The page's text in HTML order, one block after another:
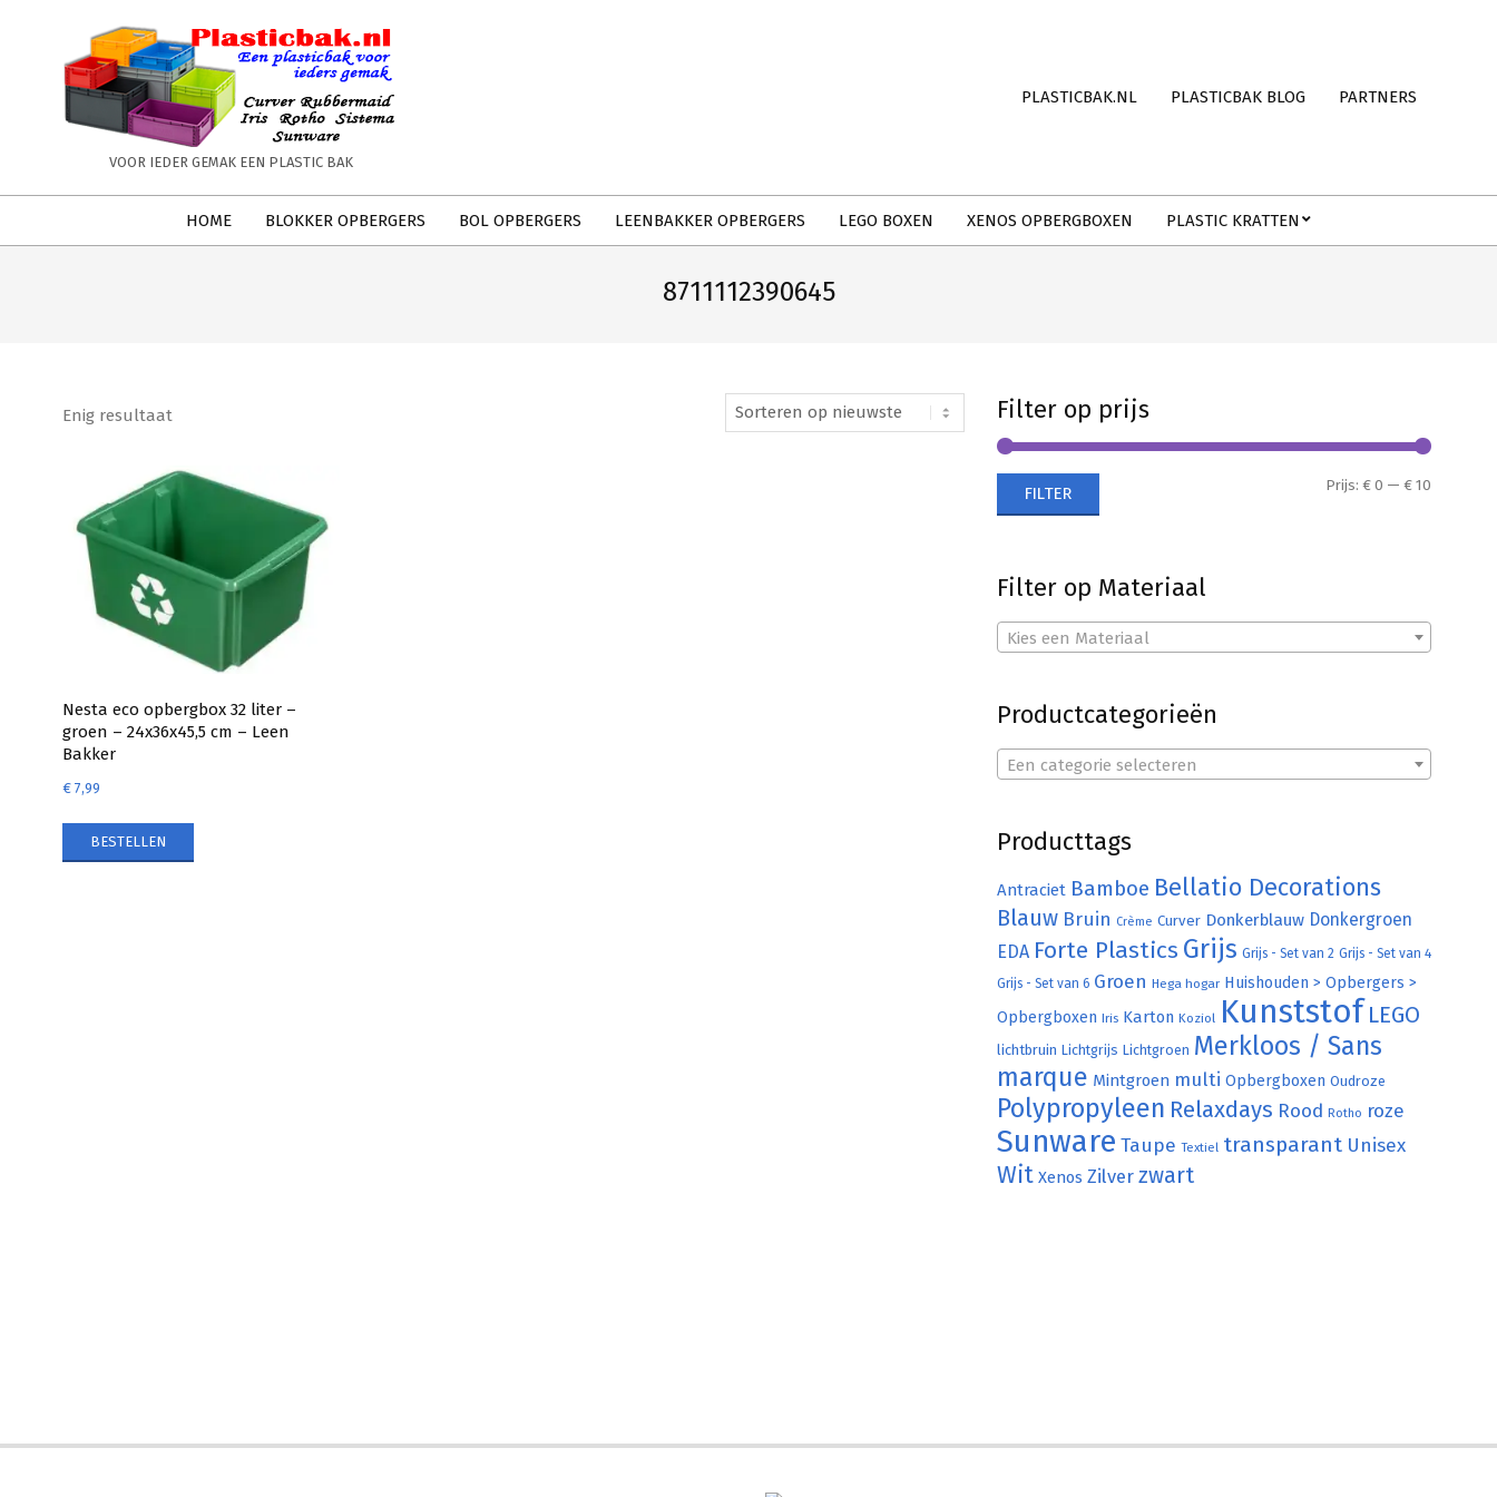
PLASTICBAK.NL
VOOR IEDER GEMAK EEN PLASTIC BAK
PLASTICBAK.NL PLASTICBAK BLOG PARTNERS
HOME BLOKKER OPBERGERS BOL OPBERGERS LEENBAKKER OPBERGERS LEGO BOXEN XENOS OPBERGBOXEN PLASTIC KRATTEN
8711112390645
Enig resultaat
Nesta eco opbergbox 32 liter –
groen – 24x36x45,5 cm – Leen
Bakker
€ 7,99
BESTELLEN
Filter op prijs
FILTER Prijs: € 0 — € 10
Filter op Materiaal
Kies een Materiaal
Productcategorieën
Een categorie selecteren
Producttags
Antraciet Bamboe Bellatio Decorations
Blauw Bruin Crème Curver Donkerblauw Donkergroen
EDA Forte Plastics Grijs Grijs - Set van 2 Grijs - Set van 4
Grijs - Set van 6 Groen Hega hogar Huishouden > Opbergers >
Opbergboxen Iris Karton Koziol Kunststof LEGO
lichtbruin Lichtgrijs Lichtgroen Merkloos / Sans
marque Mintgroen multi Opbergboxen Oudroze
Polypropyleen Relaxdays Rood Rotho roze
Sunware Taupe Textiel transparant Unisex
Wit Xenos Zilver zwart